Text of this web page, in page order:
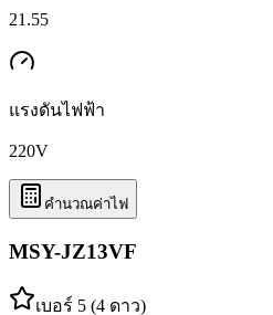
21.55
แรงดันไฟฟ้า
220V
คำนวณค่าไฟ
MSY-JZ13VF
เบอร์ 5 (4 ดาว)